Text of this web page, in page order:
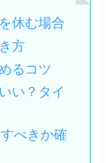
休む場合
方
るコツ
い？タイ
べきか確